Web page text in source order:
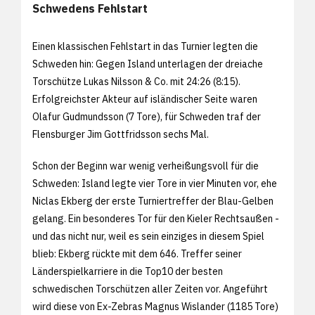
Schwedens Fehlstart
Einen klassischen Fehlstart in das Turnier legten die
Schweden hin: Gegen Island unterlagen der dreiache
Torschütze Lukas Nilsson & Co. mit 24:26 (8:15).
Erfolgreichster Akteur auf isländischer Seite waren
Olafur Gudmundsson (7 Tore), für Schweden traf der
Flensburger Jim Gottfridsson sechs Mal.
Schon der Beginn war wenig verheißungsvoll für die
Schweden: Island legte vier Tore in vier Minuten vor, ehe
Niclas Ekberg der erste Turniertreffer der Blau-Gelben
gelang. Ein besonderes Tor für den Kieler Rechtsaußen -
und das nicht nur, weil es sein einziges in diesem Spiel
blieb: Ekberg rückte mit dem 646. Treffer seiner
Länderspielkarriere in die Top10 der besten
schwedischen Torschützen aller Zeiten vor. Angeführt
wird diese von Ex-Zebras Magnus Wislander (1185 Tore)